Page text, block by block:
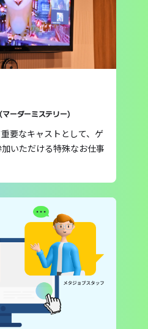
(マーダーミステリー)
要なキャストとして、ゲ
いただける特殊なお仕事